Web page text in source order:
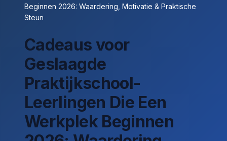
Beginnen 2026: Waardering, Motivatie & Praktische
Steun
Cadeaus voor
Geslaagde
Praktijkschool-
Leerlingen Die Een
Werkplek Beginnen